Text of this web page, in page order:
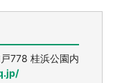
778 桂浜公園内